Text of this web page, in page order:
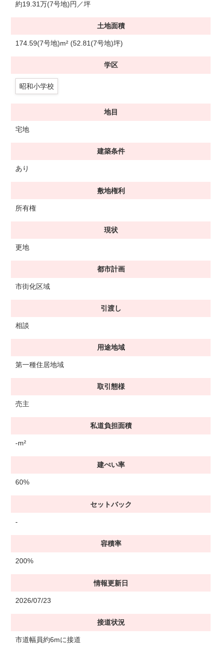
約19.31万(7号地)円／坪
土地面積
174.59(7号地)m² (52.81(7号地)坪)
学区
昭和小学校
地目
宅地
建築条件
あり
敷地権利
所有権
現状
更地
都市計画
市街化区域
引渡し
相談
用途地域
第一種住居地域
取引態様
売主
私道負担面積
-m²
建ぺい率
60%
セットバック
-
容積率
200%
情報更新日
2026/07/23
接道状況
市道幅員約6mに接道